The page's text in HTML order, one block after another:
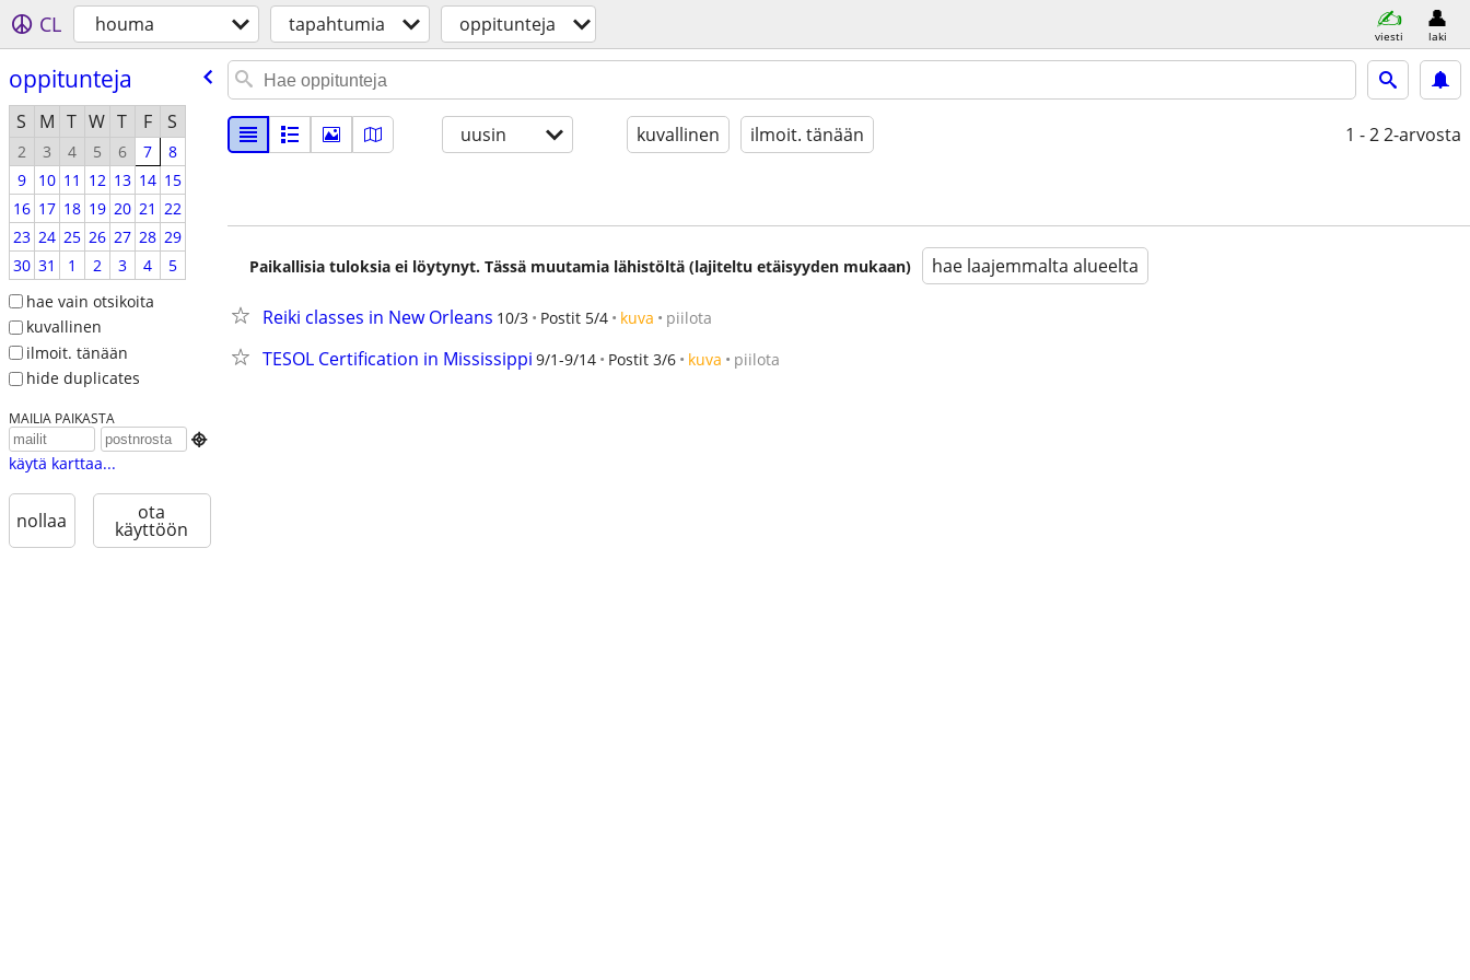
CL houma tapahtumia oppitunteja viesti laki
oppitunteja
S M T W T F S
2 3 4 5 6 7
8
9
10 11 12 13 14 15
16 17 18 19 20 21 22
23 24 25 26 27 28 29
30 31 1 2 3 4
5
hae vain otsikoita
kuvallinen
ilmoit. tänään
hide duplicates
MAILIA PAIKASTA

käytä karttaa...
nollaa ota
käyttöön
uusin kuvallinen ilmoit. tänään 1 - 22-arvosta
Paikallisia tuloksia ei löytynyt. Tässä muutamia lähistöltä (lajiteltu etäisyyden mukaan) hae laajemmalta alueelta
Reiki classes in New Orleans 10/3 Postit 5/4 kuva piilota
TESOL Certification in Mississippi 9/1-9/14 Postit 3/6 kuva piilota